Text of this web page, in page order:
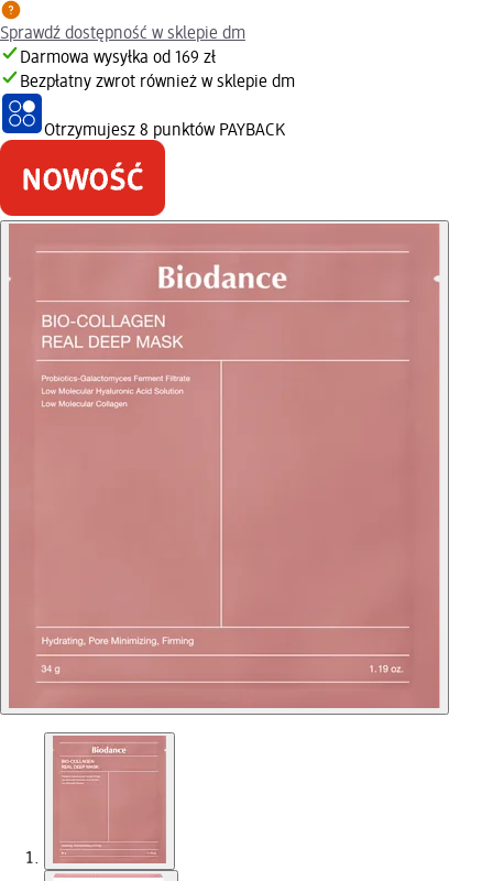
Sprawdź dostępność w sklepie dm
Darmowa wysyłka od 169 zł
Bezpłatny zwrot również w sklepie dm
Otrzymujesz 8 punktów PAYBACK